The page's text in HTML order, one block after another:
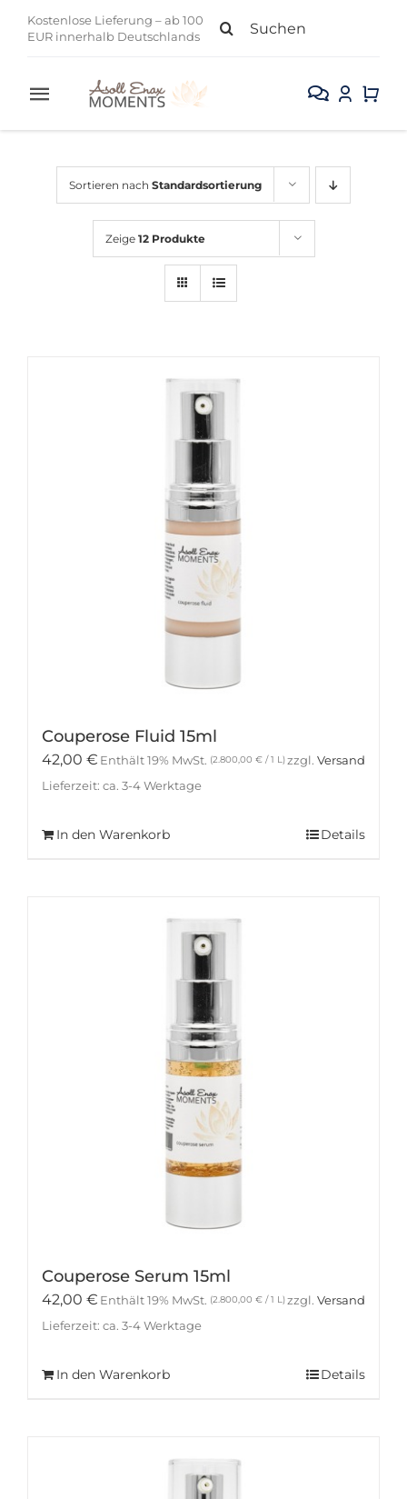
Inhalt
Kostenlose Lieferung – ab 100
EUR innerhalb Deutschlands
nach:
Toggle
Navigation
Gesicht
Sortieren nach Standardsortierung
Zeige 12 Produkte
Couperose Fluid 15ml
42,00 € Enthält 19% MwSt. (2.800,00 € / 1 L)zzgl. Versand
Lieferzeit: ca. 3-4 Werktage
In den Warenkorb Details
Couperose Serum 15ml
42,00 € Enthält 19% MwSt. (2.800,00 € / 1 L)zzgl. Versand
Lieferzeit: ca. 3-4 Werktage
In den Warenkorb Details